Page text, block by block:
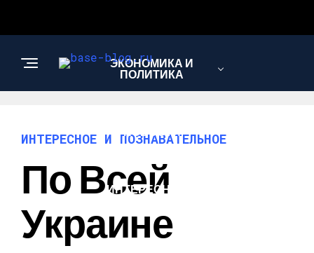
ЭКОНОМИКА И
ПОЛИТИКА
НОВОСТИ
ИНТЕРЕСНОЕ И
ИНТЕРЕСНОЕ И ПОЗНАВАТЕЛЬНОЕ
По Всей
Украине